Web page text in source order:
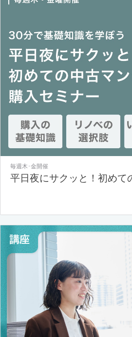
毎週木･金開催
平日夜にサクッと！初めて